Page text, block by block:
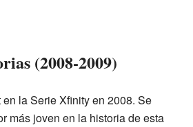
(2008-2009)
la Serie Xfinity en 2008. Se
más joven en la historia de esta